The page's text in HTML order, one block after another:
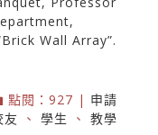
Wall Array”.
點閱：927 | 申請
友 、 學生 、 教學